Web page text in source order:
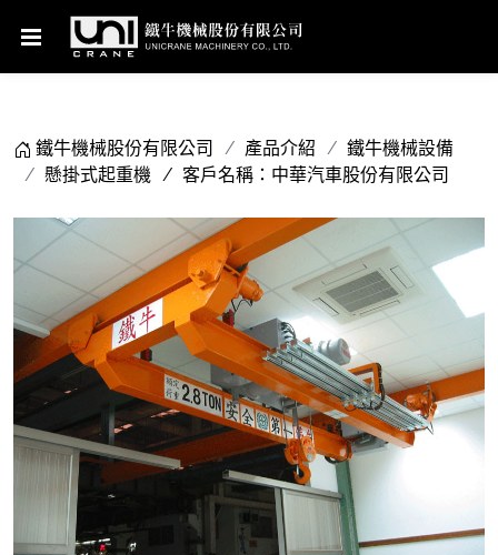
鐵牛機械股份有限公司 產品介紹
鐵牛機械設備
懸掛式起重機
客戶名稱：中華汽車股份有限公司